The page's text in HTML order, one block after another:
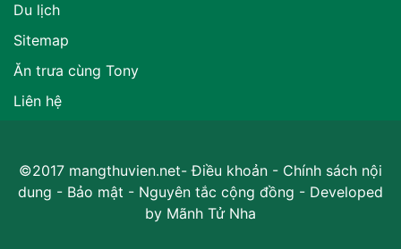
Du lịch
Sitemap
Ăn trưa cùng Tony
Liên hệ
©2017 mangthuvien.net-Điều khoản - Chính sách nội
dung - Bảo mật - Nguyên tắc cộng đồng - Developed
by Mãnh Tử Nha